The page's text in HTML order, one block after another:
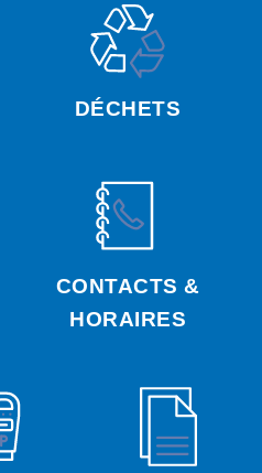
DÉCHETS
CONTACTS &
HORAIRES